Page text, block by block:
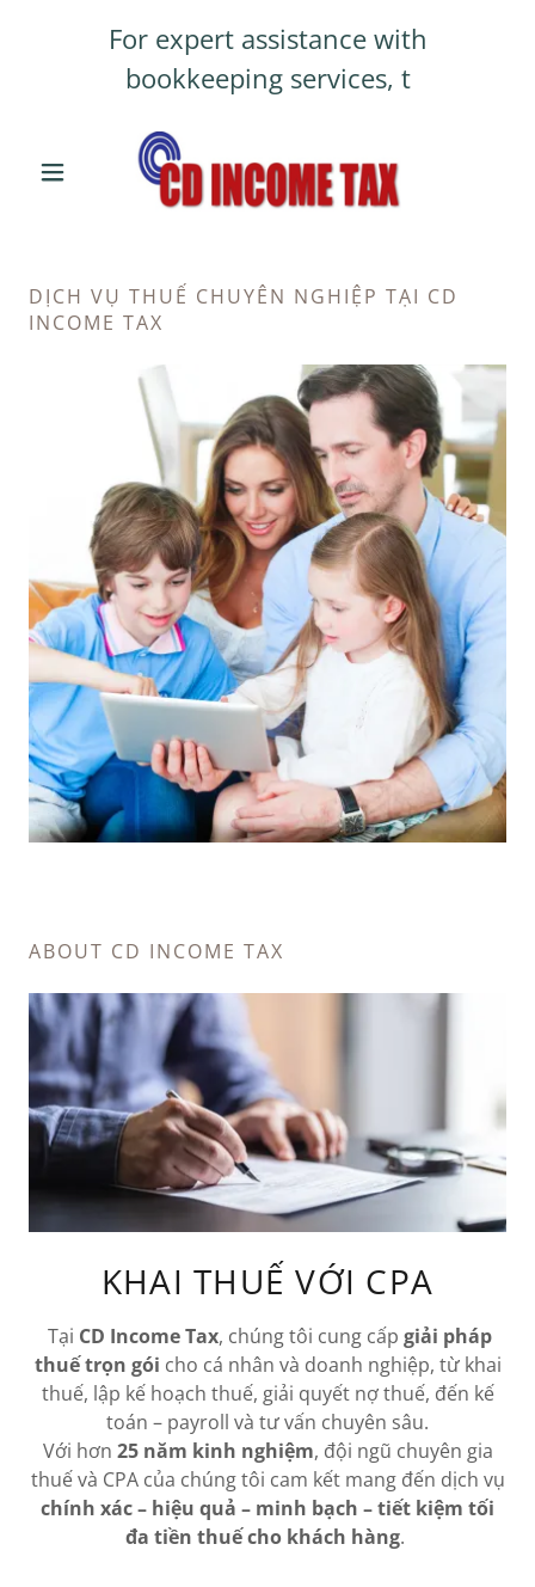
For expert assistance with
bookkeeping services, t
DỊCH VỤ THUẾ CHUYÊN NGHIỆP TẠI CD
INCOME TAX
ABOUT CD INCOME TAX
KHAI THUẾ VỚI CPA
Tại CD Income Tax, chúng tôi cung cấp giải pháp
thuế trọn gói cho cá nhân và doanh nghiệp, từ khai
thuế, lập kế hoạch thuế, giải quyết nợ thuế, đến kế
toán – payroll và tư vấn chuyên sâu.
Với hơn 25 năm kinh nghiệm, đội ngũ chuyên gia
thuế và CPA của chúng tôi cam kết mang đến dịch vụ
chính xác – hiệu quả – minh bạch – tiết kiệm tối
đa tiền thuế cho khách hàng.